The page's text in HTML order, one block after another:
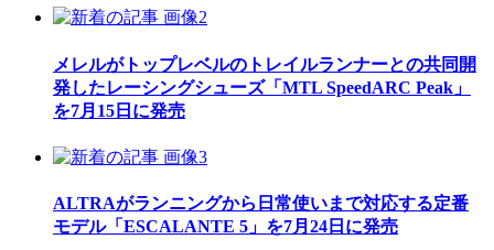
メレルがトップレベルのトレイルランナーとの共同開
発したレーシングシューズ「MTL SpeedARC Peak」
を7月15日に発売
ALTRAがランニングから日常使いまで対応する定番
モデル「ESCALANTE 5」を7月24日に発売